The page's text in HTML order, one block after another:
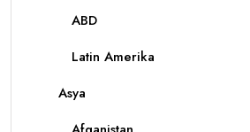
ABD
Latin Amerika
Asya